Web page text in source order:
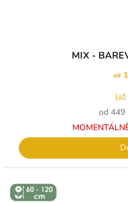
MIX -
od
Měrná
cena:
od 449
↕️ VÝŠKA 60
- 120 CM